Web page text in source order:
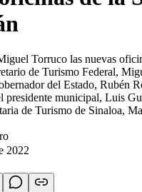
Torruco las nuevas
de Turismo Federal,
del Estado, Rubén
presidente municipal, Luis
de Turismo de Sinaloa,
2022